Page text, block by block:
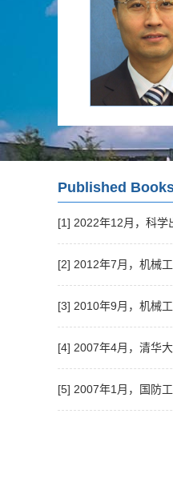
Published
[1] 2022年12月，科学
[2] 2012年7月，机械
[3] 2010年9月，机械
[4] 2007年4月，清华
[5] 2007年1月，国防